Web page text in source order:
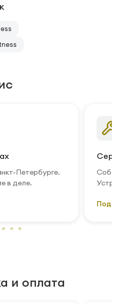
Петербурге.
в деле.
и оплата